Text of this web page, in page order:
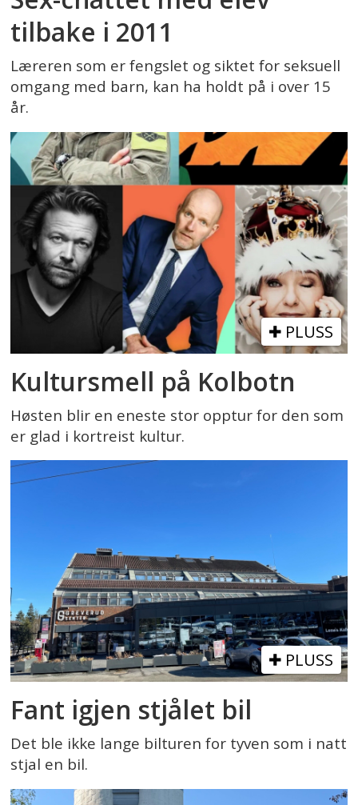
tilbake i 2011
Læreren som er fengslet og siktet for seksuell
omgang med barn, kan ha holdt på i over 15
år.
PLUSS
Kultursmell på Kolbotn
Høsten blir en eneste stor opptur for den som
er glad i kortreist kultur.
PLUSS
Fant igjen stjålet bil
Det ble ikke lange bilturen for tyven som i natt
stjal en bil.